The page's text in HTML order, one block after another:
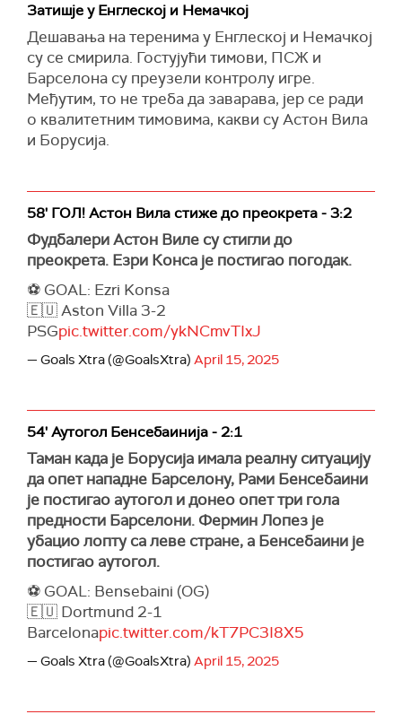
Затишје у Енглеској и Немачкој
Дешавања на теренима у Енглеској и Немачкој
су се смирила. Гостујући тимови, ПСЖ и
Барселона су преузели контролу игре.
Међутим, то не треба да заварава, јер се ради
о квалитетним тимовима, какви су Астон Вила
и Борусија.
58' ГОЛ! Астон Вила стиже до преокрета - 3:2
Фудбалери Астон Виле су стигли до
преокрета. Езри Конса је постигао погодак.
⚽️ GOAL: Ezri Konsa
🇪🇺 Aston Villa 3-2
PSGpic.twitter.com/ykNCmvTIxJ
— Goals Xtra (@GoalsXtra) April 15, 2025
54' Аутогол Бенсебаинија - 2:1
Таман када је Борусија имала реалну ситуацију
да опет нападне Барселону, Рами Бенсебаини
је постигао аутогол и донео опет три гола
предности Барселони. Фермин Лопез је
убацио лопту са леве стране, а Бенсебаини је
постигао аутогол.
⚽️ GOAL: Bensebaini (OG)
🇪🇺 Dortmund 2-1
Barcelonapic.twitter.com/kT7PC3I8X5
— Goals Xtra (@GoalsXtra) April 15, 2025